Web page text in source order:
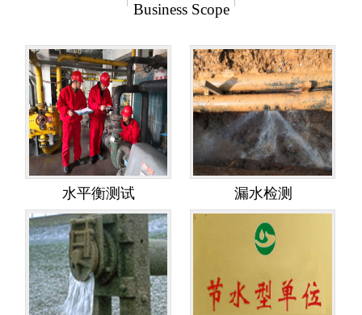
联系天澔
Business Scope
水平衡测试 漏水检测